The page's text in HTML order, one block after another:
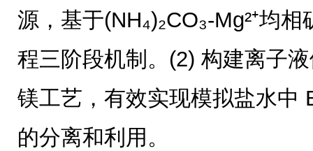
源，基于(NH₄)₂CO₃-Mg²⁺均
程三阶段机制。(2) 构建离子
镁工艺，有效实现模拟盐水中
的分离和利用。